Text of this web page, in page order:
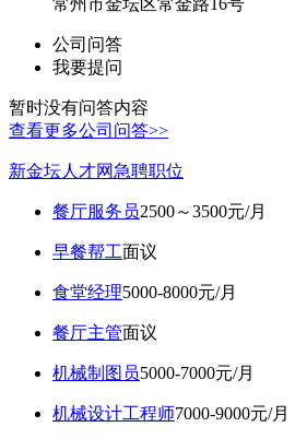
公司问答
我要提问
暂时没有问答内容
查看更多公司问答>>
新金坛人才网急聘职位
餐厅服务员2500～3500元/月
早餐帮工面议
食堂经理5000-8000元/月
餐厅主管面议
机械制图员5000-7000元/月
机械设计工程师7000-9000元/月